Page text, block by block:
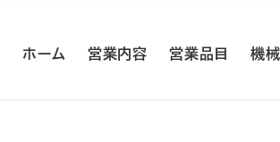
ホーム 営業内容 営業品目 機